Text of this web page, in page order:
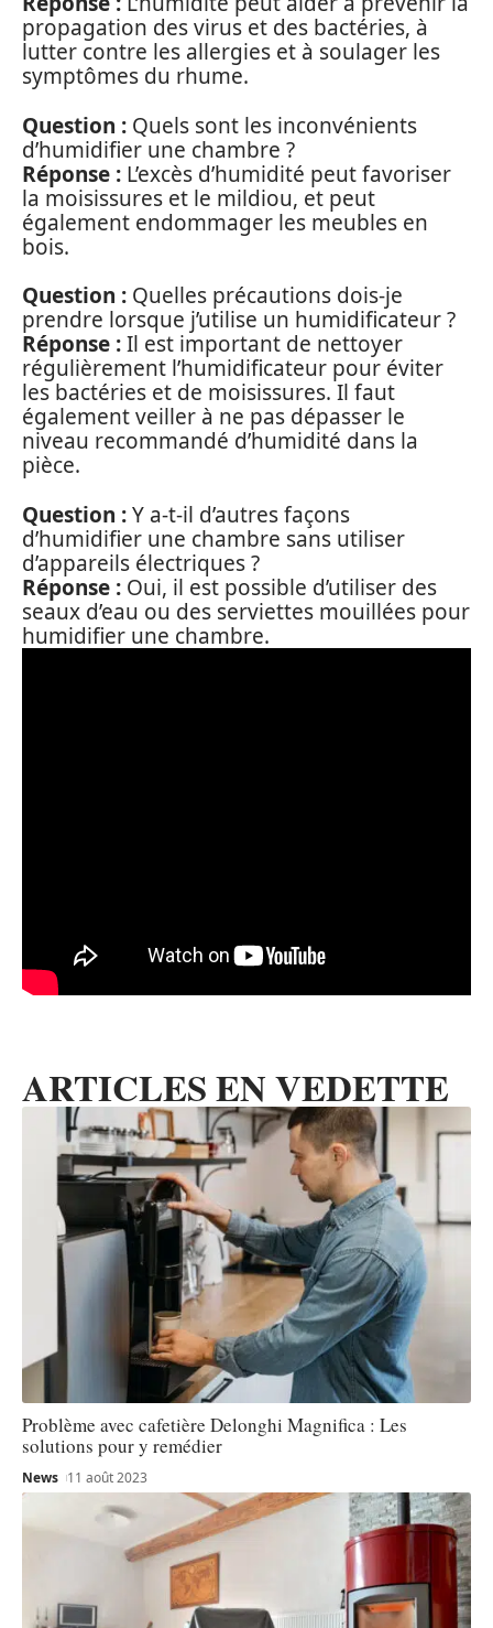
propagation des virus et des bactéries, à
lutter contre les allergies et à soulager les
symptômes du rhume.
Question : Quels sont les inconvénients
d’humidifier une chambre ?
Réponse : L’excès d’humidité peut favoriser
la moisissures et le mildiou, et peut
également endommager les meubles en
bois.
Question : Quelles précautions dois-je
prendre lorsque j’utilise un humidificateur ?
Réponse :Il est important de nettoyer
régulièrement l’humidificateur pour éviter
les bactéries et de moisissures. Il faut
également veiller à ne pas dépasser le
niveau recommandé d’humidité dans la
pièce.
Question :Y a-t-il d’autres façons
d’humidifier une chambre sans utiliser
d’appareils électriques ?
Réponse : Oui, il est possible d’utiliser des
seaux d’eau ou des serviettes mouillées pour
humidifier une chambre.
ARTICLES EN VEDETTE
Problème avec cafetière Delonghi Magnifica : Les
solutions pour y remédier
News 11 août 2023